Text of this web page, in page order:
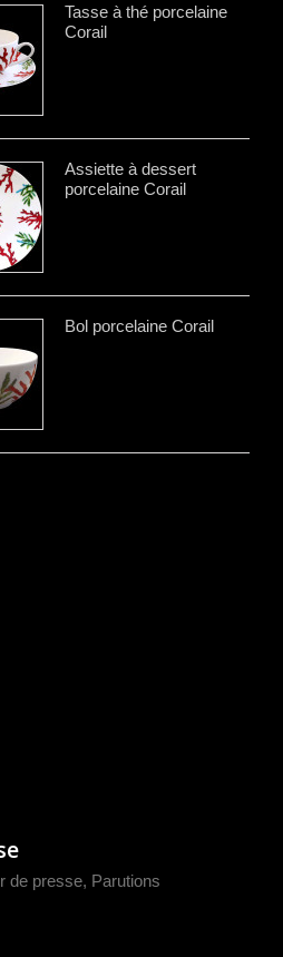
Tasse à thé porcelaine
Corail
Assiette à dessert
porcelaine Corail
Bol porcelaine Corail
de presse, Parutions